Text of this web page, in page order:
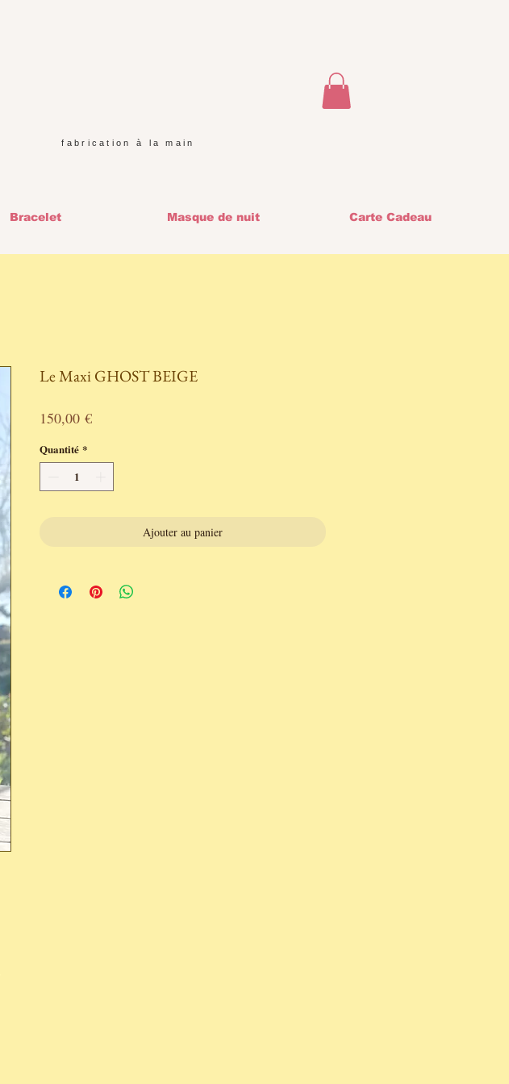
fabrication à la main
Bracelet Masque de nuit Carte Cadeau
Le Maxi GHOST BEIGE
150,00 €Prix
Quantité *
Ajouter au panier